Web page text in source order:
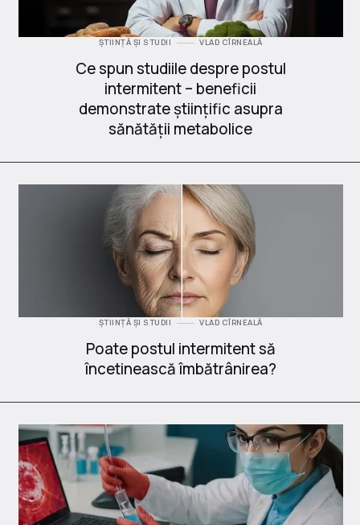
ȘTIINȚĂ ȘI STUDII VLAD CÎRNEALĂ
Ce spun studiile despre postul
intermitent – beneficii
demonstrate științific asupra
sănătății metabolice
ȘTIINȚĂ ȘI STUDII VLAD CÎRNEALĂ
Poate postul intermitent să
încetinească îmbătrânirea?